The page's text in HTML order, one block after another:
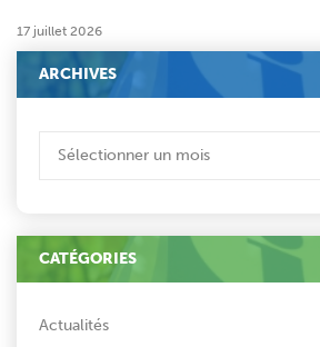
17 juillet 2026
ARCHIVES
CATÉGORIES
Actualités